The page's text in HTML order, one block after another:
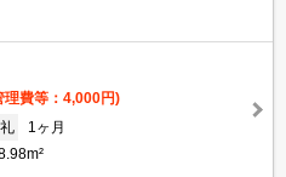
理費等：4,000円)
礼
1ヶ月